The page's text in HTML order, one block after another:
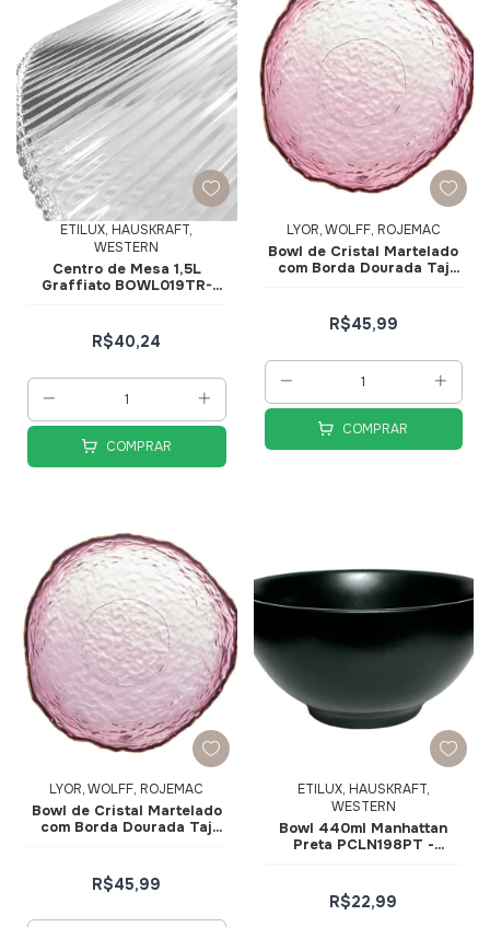
ETILUX, HAUSKRAFT,
WESTERN
Centro de Mesa 1,5L
Graffiato BOWL019TR-
R$40,24
COMPRAR
LYOR, WOLFF, ROJEMAC
Bowl de Cristal Martelado
com Borda Dourada Taj
R$45,99
COMPRAR
LYOR, WOLFF, ROJEMAC
Bowl de Cristal Martelado
com Borda Dourada Taj
R$45,99
ETILUX, HAUSKRAFT,
WESTERN
Bowl 440ml Manhattan
Preta PCLN198PT -
R$22,99